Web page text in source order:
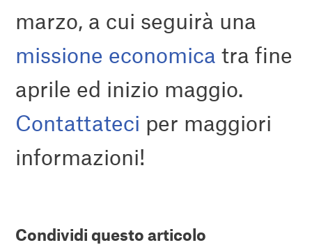
marzo, a cui seguirà una
missione economica tra fine
aprile ed inizio maggio.
Contattateci per maggiori
informazioni!
Condividi questo articolo